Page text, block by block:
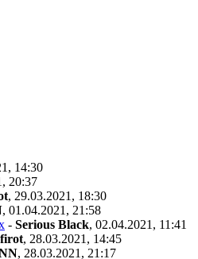
14:30
20:37
, 29.03.2021, 18:30
, 01.04.2021, 21:58
- Serious Black, 02.04.2021, 11:41
, 28.03.2021, 14:45
, 28.03.2021, 21:17